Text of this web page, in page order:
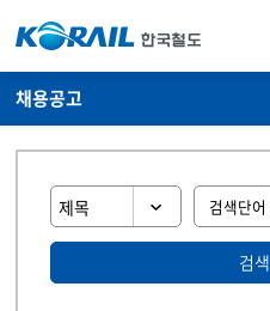
채용공고
검색